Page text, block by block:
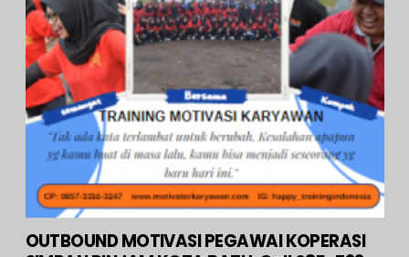
OUTBOUND MOTIVASI PEGAWAI KOPERASI